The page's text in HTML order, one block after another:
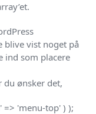
blive vist noget på
ind som placere
du ønsker det,
=> 'menu-top' ) );